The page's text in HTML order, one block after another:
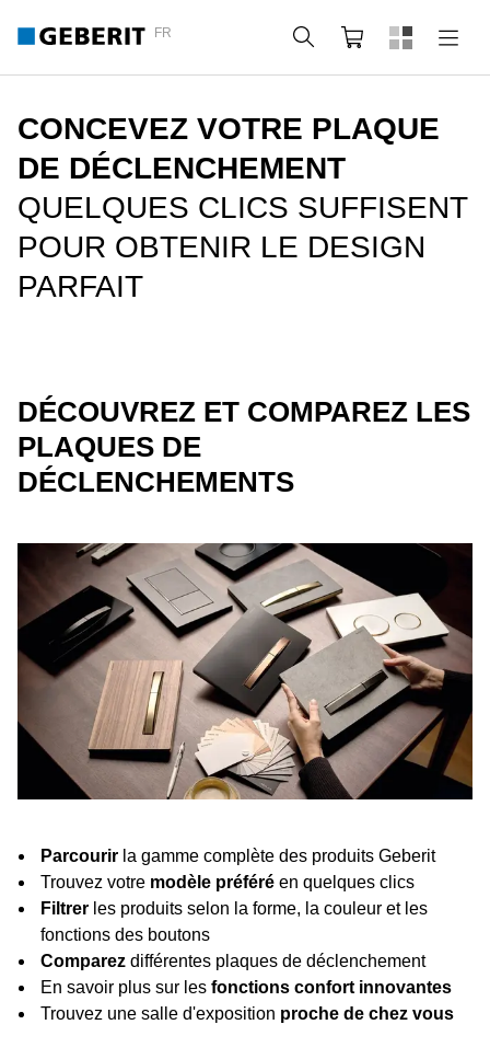
FR Rechercher
Panier
CONCEVEZ VOTRE PLAQUE
DE DÉCLENCHEMENT
QUELQUES CLICS SUFFISENT
POUR OBTENIR LE DESIGN
PARFAIT
DÉCOUVREZ ET COMPAREZ LES
PLAQUES DE
DÉCLENCHEMENTS
Parcourir la gamme complète des produits Geberit
Trouvez votre modèle préféré en quelques clics
Filtrer les produits selon la forme, la couleur et les
fonctions des boutons
Comparez différentes plaques de déclenchement
En savoir plus sur les fonctions confort innovantes
Trouvez une salle d'exposition proche de chez vous